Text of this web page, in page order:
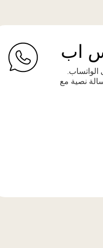
اب
نصية مع